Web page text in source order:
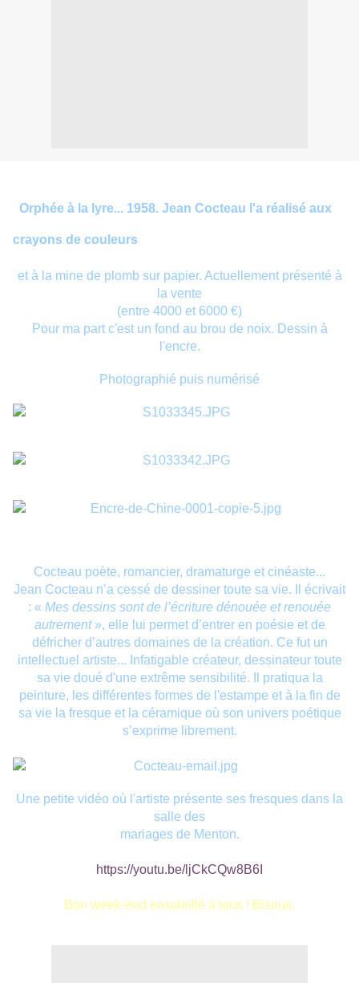
Orphée à la lyre... 1958. Jean Cocteau l'a réalisé aux
crayons de couleurs
et à la mine de plomb sur papier. Actuellement présenté à
la vente
(entre 4000 et 6000 €)
Pour ma part c'est un fond au brou de noix. Dessin à
l'encre.
Photographié puis numérisé
Cocteau poète, romancier, dramaturge et cinéaste...
Jean Cocteau n’a cessé de dessiner toute sa vie. Il écrivait
: « Mes dessins sont de l’écriture dénouée et renouée
autrement», elle lui permet d’entrer en poésie et de
défricher d’autres domaines de la création. Ce fut un
intellectuel artiste... Infatigable créateur, dessinateur toute
sa vie doué d'une extrême sensibilité. Il pratiqua la
peinture, les différentes formes de l'estampe et à la fin de
sa vie la fresque et la céramique où son univers poétique
s’exprime librement.
Une petite vidéo où l'artiste présente ses fresques dans la
salle des
mariages de Menton.
https://youtu.be/ljCkCQw8B6I
Bon week-end ensoleillé à tous ! Bisous.